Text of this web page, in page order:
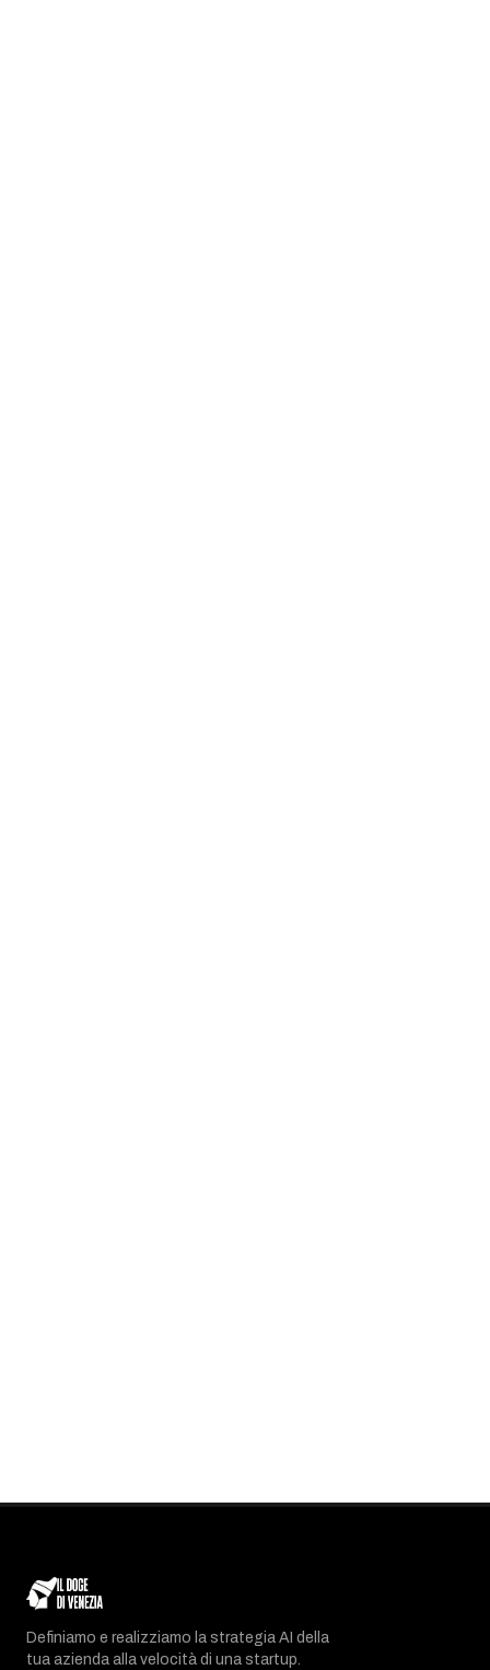
Definiamo e realizziamo la strategia AI della
tua azienda alla velocità di una startup.